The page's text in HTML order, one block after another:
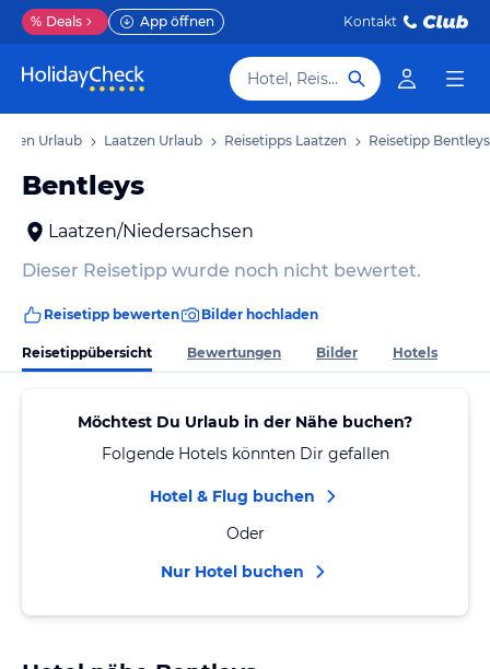
% Deals App öffnen Kontakt
Hotel, Reiseziel
Urlaub Laatzen Urlaub Reisetipps Laatzen Reisetipp Bentleys
Bentleys
Laatzen/Niedersachsen
Dieser Reisetipp wurde noch nicht bewertet.
Reisetipp bewerten Bilder hochladen
Reisetippübersicht Bewertungen Bilder Hotels
Möchtest Du Urlaub in der Nähe buchen?
Folgende Hotels könnten Dir gefallen
Hotel & Flug buchen
Oder
Nur Hotel buchen